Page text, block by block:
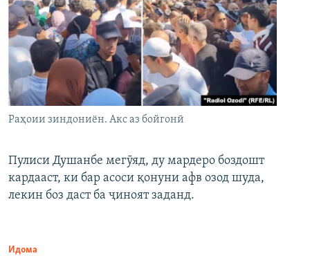
Раҳоии зиндониён. Акс аз бойгонӣ
Пулиси Душанбе мегӯяд, ду мардеро боздошт
кардааст, ки бар асоси қонуни афв озод шуда,
лекин боз даст ба ҷиноят заданд.
Идома